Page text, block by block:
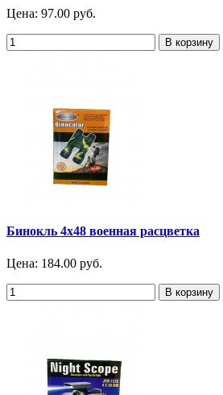
Цена: 97.00 руб.
Бинокль 4х48 военная расцветка
Цена: 184.00 руб.